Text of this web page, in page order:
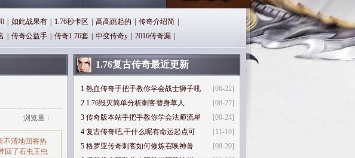
如此战果有 1.76秒卡区 高高跳起的 传奇介绍简
传奇公益手 传奇1.76套 中变传奇y 2016传奇漏
浏览量：
不清地回答热
回了石虫王虫
1.76复古传奇最近更新
[06-22]
1 热血传奇手把手教你学会战士狮子吼
[08-27]
2 1.76毁灭简单分析刺客替身草人
[08-24]
3 传奇版本站手把手教你学会法师流星
[11-10]
4 复古传奇吧,干什么呢有命运起点可
[08-20]
5 格罗亚传奇刺客如何修炼召唤神兽